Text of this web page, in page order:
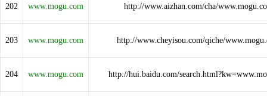
202 www.mogu.com http://www.aizhan.com/cha/
203 www.mogu.com http://www.cheyisou.com/qiche/
204 www.mogu.com http://hui.baidu.com/